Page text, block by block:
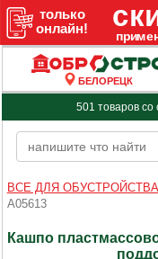
БЕЛОРЕЦК
501 товаров со
ВСЕ ДЛЯ
A05613
Кашпо